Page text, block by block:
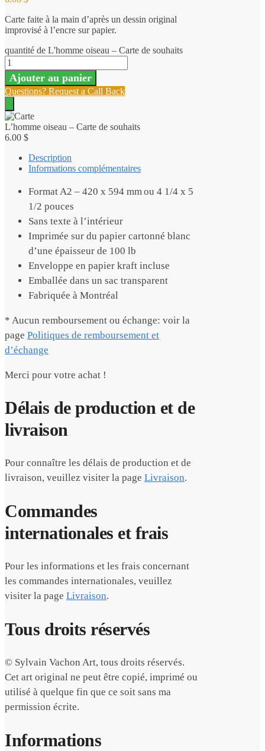
Carte faite à la main d’après un dessin original
improvisé à l’encre sur papier.
quantité de L'homme oiseau – Carte de souhaits
Ajouter au panier
Questions? Request a Call Back
L’homme oiseau – Carte de souhaits
6.00 $
Description
Informations complémentaires
Format A2 – 420 x 594 mm ou 4 1/4 x 5
1/2 pouces
Sans texte à l’intérieur
Imprimée sur du papier cartonné blanc
d’une épaisseur de 100 lb
Enveloppe en papier kraft incluse
Emballée dans un sac transparent
Fabriquée à Montréal
* Aucun remboursement ou échange: voir la
page Politiques de remboursement et
d’échange
Merci pour votre achat !
Délais de production et de
livraison
Pour connaître les délais de production et de
livraison, veuillez visiter la page Livraison.
Commandes
internationales et frais
Pour les informations et les frais concernant
les commandes internationales, veuillez
visiter la page Livraison.
Tous droits réservés
© Sylvain Vachon Art, tous droits réservés.
Cet art original ne peut être copié, imprimé ou
utilisé à quelque fin que ce soit sans ma
permission écrite.
Informations